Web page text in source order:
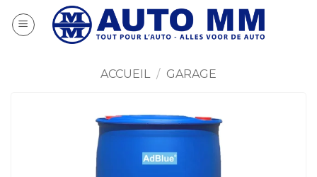
au
ACCUEIL / GARAGE